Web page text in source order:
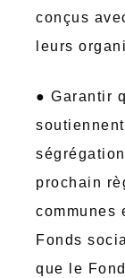
conçus
leurs
● Garantir
prochain
communes
Fonds
que le